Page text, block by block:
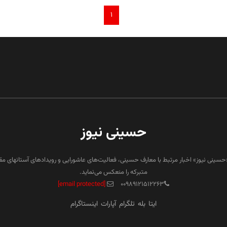
۱
حسینی نیوز
نیوز» اخبار مرتبط با معارف حسینی، فعالیت‌های عاشورایی و رویدادهای
متبرکه را منعکس می‌نماید.
۰۰۹۸۹۱۲۱۵۱۲۲۶۳
[email protected]
ایتا بله تلگرام آپارات اینستاگرام